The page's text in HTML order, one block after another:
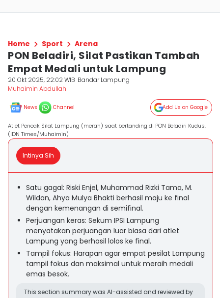
Home Sport Arena
PON Beladiri, Silat Pastikan Tambah
Empat Medali untuk Lampung
20 Okt 2025, 22:02 WIB Bandar Lampung
Muhaimin Abdullah
News Channel Add Us on Google
Atlet Pencak Silat Lampung (merah) saat bertanding di PON Beladiri Kudus.
(IDN Times/Muhaimin)
Intinya Sih
Satu gagal: Riski Enjel, Muhammad Rizki Tama, M.
Wildan, Ahya Mulya Bhakti berhasil maju ke final
dengan kemenangan di semifinal.
Perjuangan keras: Sekum IPSI Lampung
menyatakan perjuangan luar biasa dari atlet
Lampung yang berhasil lolos ke final.
Tampil fokus: Harapan agar empat pesilat Lampung
tampil fokus dan maksimal untuk meraih medali
emas besok.
This section summary was AI-assisted and reviewed by